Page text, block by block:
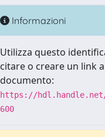
Informazioni
Utilizza questo
citare o creare un link
documento:
https://hdl.handle.net/
600